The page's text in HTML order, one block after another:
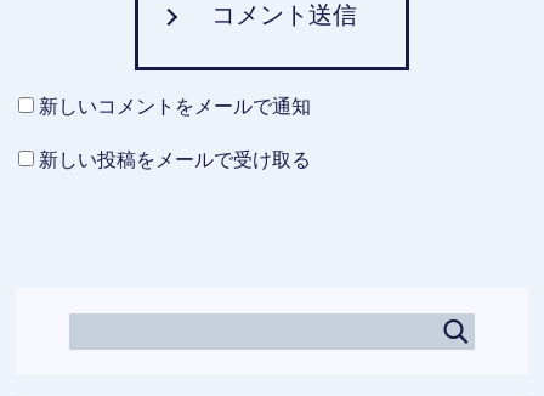
コメント送信
新しいコメントをメールで通知
新しい投稿をメールで受け取る